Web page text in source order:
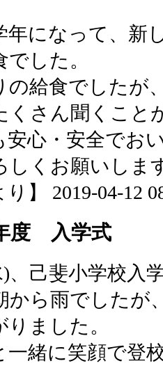
になって、新
した。
給食でしたが
くさん聞くこと
心・安全でお
しくお願いしま
り】 2019-04-12
度 入学式
)、己斐小学校入
から雨でしたが
りました。
一緒に笑顔で登